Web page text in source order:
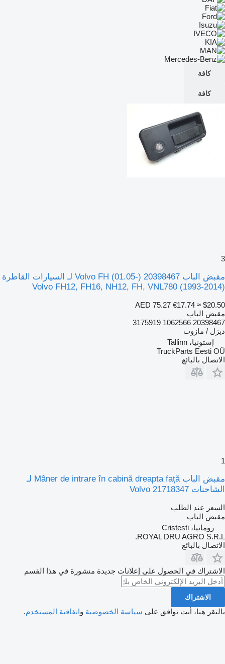
كافة
كافة
3
مقبض الباب Volvo FH (01.05-) 20398467 لـ السيارات القاطرة
Volvo FH12, FH16, NH12, FH, VNL780 (1993-2014)
AED 75.27 €17.74 ≈ $20.50
مقبض الباب
20398467 1062566 3175919
ديزل / مازوت
إستونيا، Tallinn
TruckParts Eesti OÜ
الاتصال بالبائع
1
مقبض الباب Mâner de intrare în cabină dreapta față لـ
الشاحنات Volvo 21718347
السعر عند الطلب
مقبض الباب
رومانيا، Cristesti
ROYAL DRU AGRO S.R.L.
الاتصال بالبائع
الاشتراك في الحصول على إعلانات جديدة منشورة في هذا القسم
الاشتراك
بالنقر هنا، أنت توافق على سياسة الخصوصية واتفاقية المستخدم.